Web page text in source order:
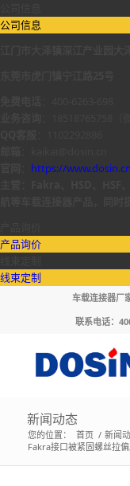
公司信息
https://
产品询价
线束定制
车载连接器厂
联系电话：
新闻动态
您的位置： 首页 / 新闻
Fakra接口被紧固螺丝拉